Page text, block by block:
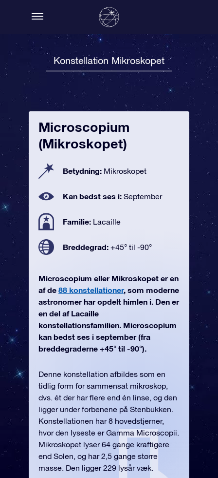
Konstellation Mikroskopet
Microscopium
(Mikroskopet)
Betydning: Mikroskopet
Kan bedst ses i: September
Familie: Lacaille
Breddegrad: +45° til -90°
Microscopium eller Mikroskopet er en
af de 88 konstellationer, som moderne
astronomer har opdelt himlen i. Den er
en del af Lacaille
konstellationsfamilien. Microscopium
kan bedst ses i september (fra
breddegraderne +45° til -90°).
Denne konstellation afbildes som en
tidlig form for sammensat mikroskop,
dvs. ét der har flere end én linse, og den
ligger under forbenene på Stenbukken.
Konstellationen har 8 hovedstjerner,
hvor den lyseste er Gamma Microscopii.
Mikroskopet lyser 64 gange kraftigere
end Solen, og har 2,5 gange større
masse. Den ligger 229 lysår væk.